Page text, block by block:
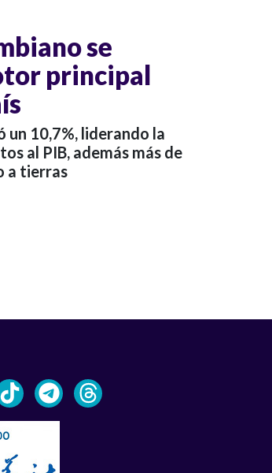
se
principal
un 10,7%, liderando la
al PIB, además más de
a tierras